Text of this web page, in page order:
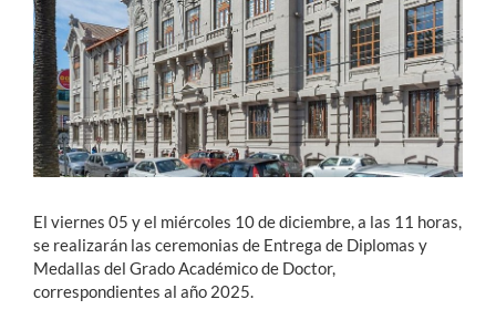
English
El viernes 05 y el miércoles 10 de diciembre, a las 11 horas,
se realizarán las ceremonias de Entrega de Diplomas y
Medallas del Grado Académico de Doctor,
correspondientes al año 2025.